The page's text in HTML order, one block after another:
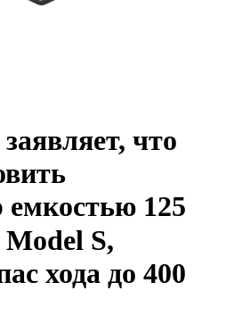
что
емкостью 125
Model S,
хода до 400